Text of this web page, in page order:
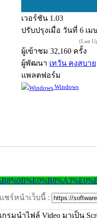
เวอร์ชัน 1.03
ปรับปรุงเมื่อ วันที่ 6 เม
(Last
ผู้เข้าชม 32,160 ครั้ง
ผู้พัฒนา เทวัน คงสบาย
แพลตฟอร์ม
Windows
แชร์หน้าเว็บนี้ :